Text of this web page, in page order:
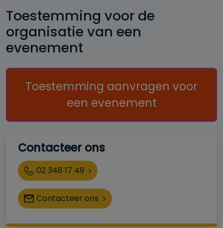
Toestemming voor de
organisatie van een
evenement
Call to action
Toestemming aanvragen voor
een evenement
Contacteer ons
Téléphone
02 348 17 49
Contacteer ons
Horaire